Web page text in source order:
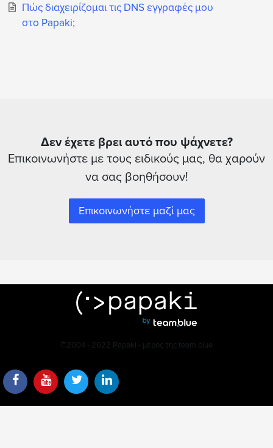
Πώς διαχειρίζομαι τις DNS εγγραφές μου
στο Papaki;
Δεν έχετε βρει αυτό που ψάχνετε?
Επικοινωνήστε με τους ειδικούς μας, θα χαρούν
να σας βοηθήσουν!
Επικοινωνήστε μαζί μας
©2004 - 2022 Papaki - μέρος της team.blue